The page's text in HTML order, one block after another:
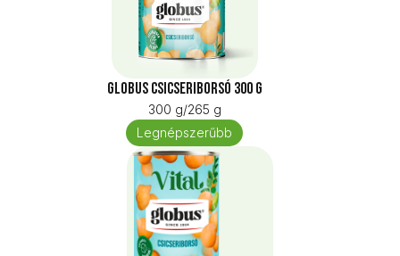
Globus Csicseriborsó 300 g
300 g/265 g
Legnépszerűbb